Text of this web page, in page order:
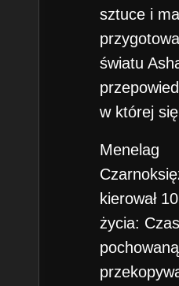
sztuce i
światu
w której
Menelag
kierował
życia: